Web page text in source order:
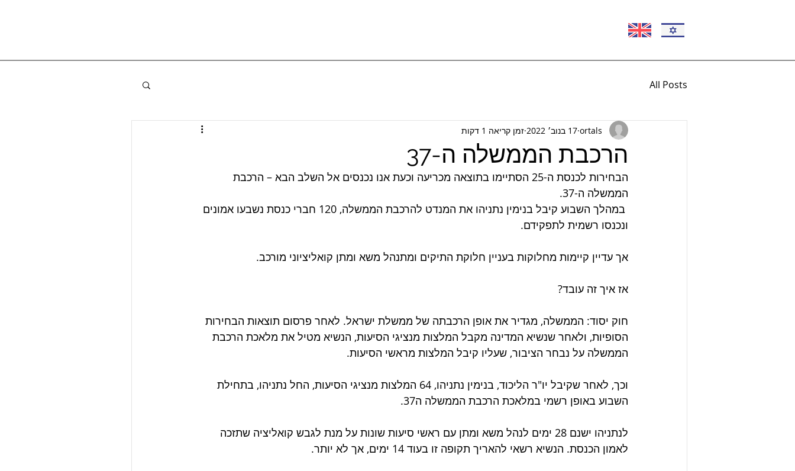
All Posts
הרכבת הממשלה ה-37
ortals 17 בנוב׳ 2022 זמן קריאה 1 דקות
הבחירות לכנסת ה-25 הסתיימו בתוצאה מכריעה וכעת אנו נכנסים אל השלב הבא – הרכבת
הממשלה ה-37.
במהלך השבוע קיבל בנימין נתניהו את המנדט להרכבת הממשלה, 120 חברי כנסת נשבעו אמונים
ונכנסו רשמית לתפקידם.
אך עדיין קיימות מחלוקות בעניין חלוקת התיקים ומתנהל משא ומתן קואליציוני מורכב.
אז איך זה עובד?
חוק יסוד: הממשלה, מגדיר את אופן הרכבתה של ממשלת ישראל. לאחר פרסום תוצאות הבחירות
הסופיות, ולאחר שנשיא המדינה מקבל המלצות מנציגי הסיעות, הנשיא מטיל את מלאכת הרכבת
הממשלה על נבחר הציבור, שעליו קיבל המלצות מראשי הסיעות.
וכך, לאחר שקיבל יו"ר הליכוד, בנימין נתניהו, 64 המלצות מנציגי הסיעות, החל נתניהו, בתחילת
השבוע באופן רשמי במלאכת הרכבת הממשלה ה37.
לנתניהו ישנם 28 ימים לנהל משא ומתן עם ראשי סיעות שונות על מנת לגבש קואליציה שתזכה
לאמון הכנסת. הנשיא רשאי להאריך תקופה זו בעוד 14 ימים, אך לא יותר.